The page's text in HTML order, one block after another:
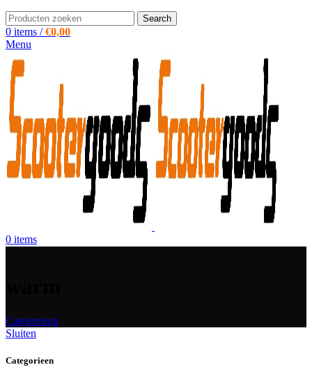
Search
0 items / €0,00
Menu
0 items
Categorieen
Sluiten
Categorieen